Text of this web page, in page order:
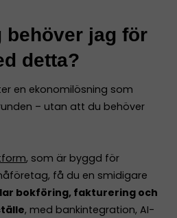
behöver jag för
detta?
en ekonomilösning som
– utan att du behöver
, som är byggd för
få du en smidigare
bokföring, fakturering och
, med bankintegration, AI-